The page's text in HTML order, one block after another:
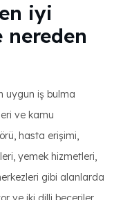
iyi
nereden
uygun iş bulma
ve kamu
hasta erişimi,
yemek hizmetleri,
gibi alanlarda